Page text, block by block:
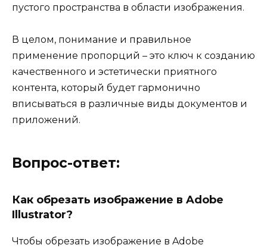
пустого пространства в области изображения.
В целом, понимание и правильное
применение пропорций – это ключ к созданию
качественного и эстетически приятного
контента, который будет гармонично
вписываться в различные виды документов и
приложений.
Вопрос-ответ:
Как обрезать изображение в Adobe
Illustrator?
Чтобы обрезать изображение в Adobe